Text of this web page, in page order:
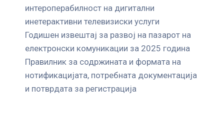
интероперабилност на дигитални
инетерактивни телевизиски услуги
Годишен извештај за развој на пазарот на
електронски комуникации за 2025 година
Правилник за содржината и формата на
нотификацијата, потребната документација
и потврдата за регистрација